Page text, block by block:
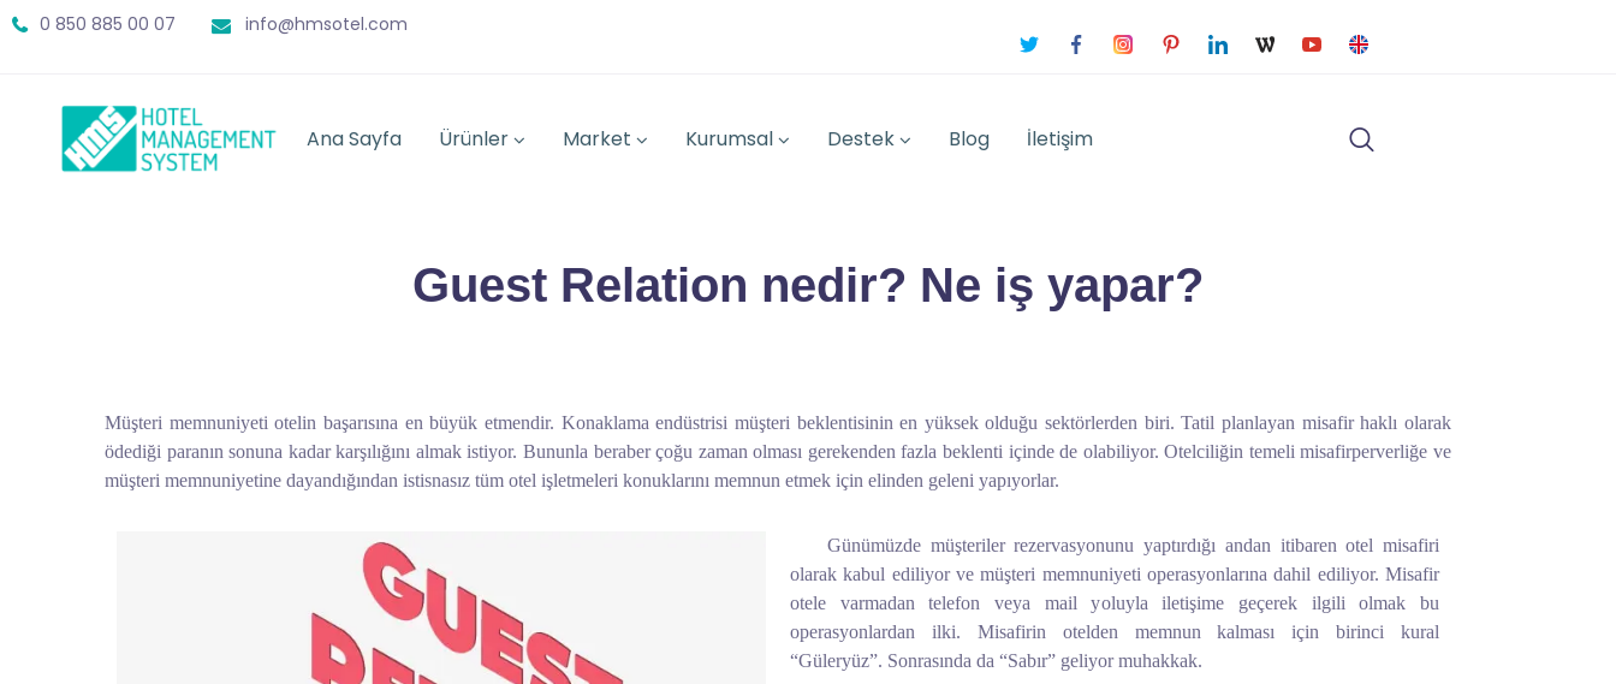
0 850 885 00 07 info@hmsotel.com
Ana Sayfa Ürünler Market Kurumsal Destek Blog İletişim
Guest Relation nedir? Ne iş yapar?
Müşteri memnuniyeti otelin başarısına en büyük etmendir. Konaklama endüstrisi müşteri beklentisinin en yüksek olduğu sektörlerden biri. Tatil planlayan misafir haklı olarak
ödediği paranın sonuna kadar karşılığını almak istiyor. Bununla beraber çoğu zaman olması gerekenden fazla beklenti içinde de olabiliyor. Otelciliğin temeli misafirperverliğe ve
müşteri memnuniyetine dayandığından istisnasız tüm otel işletmeleri konuklarını memnun etmek için elinden geleni yapıyorlar.
Günümüzde müşteriler rezervasyonunu yaptırdığı andan itibaren otel misafiri
olarak kabul ediliyor ve müşteri memnuniyeti operasyonlarına dahil ediliyor. Misafir
otele varmadan telefon veya mail yoluyla iletişime geçerek ilgili olmak bu
operasyonlardan ilki. Misafirin otelden memnun kalması için birinci kural
“Güleryüz”. Sonrasında da “Sabır” geliyor muhakkak.